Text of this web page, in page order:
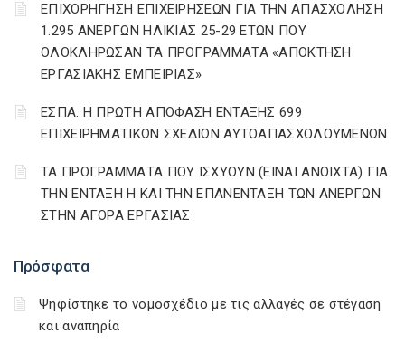
Πρόσφατα
Ψηφίστηκε το νομοσχέδιο με τις αλλαγές σε στέγαση
και αναπηρία
ΕΠΙΧΟΡΗΓΗΣΗ ΕΠΙΧΕΙΡΗΣΕΩΝ ΓΙΑ ΤΗΝ ΑΠΑΣΧΟΛΗΣΗ
1.295 ΑΝΕΡΓΩΝ ΗΛΙΚΙΑΣ 25-29 ΕΤΩΝ ΠΟΥ
ΟΛΟΚΛΗΡΩΣΑΝ ΤΑ ΠΡΟΓΡΑΜΜΑΤΑ «ΑΠΟΚΤΗΣΗ
ΕΡΓΑΣΙΑΚΗΣ ΕΜΠΕΙΡΙΑΣ»
ΕΣΠΑ: Η ΠΡΩΤΗ ΑΠΟΦΑΣΗ ΕΝΤΑΞΗΣ 699
ΕΠΙΧΕΙΡΗΜΑΤΙΚΩΝ ΣΧΕΔΙΩΝ ΑΥΤΟΑΠΑΣΧΟΛΟΥΜΕΝΩΝ
ΤΑ ΠΡΟΓΡΑΜΜΑΤΑ ΠΟΥ ΙΣΧΥΟΥΝ (ΕΙΝΑΙ ΑΝΟΙΧΤΑ) ΓΙΑ
ΤΗΝ ΕΝΤΑΞΗ Η ΚΑΙ ΤΗΝ ΕΠΑΝΕΝΤΑΞΗ ΤΩΝ ΑΝΕΡΓΩΝ
ΣΤΗΝ ΑΓΟΡΑ ΕΡΓΑΣΙΑΣ